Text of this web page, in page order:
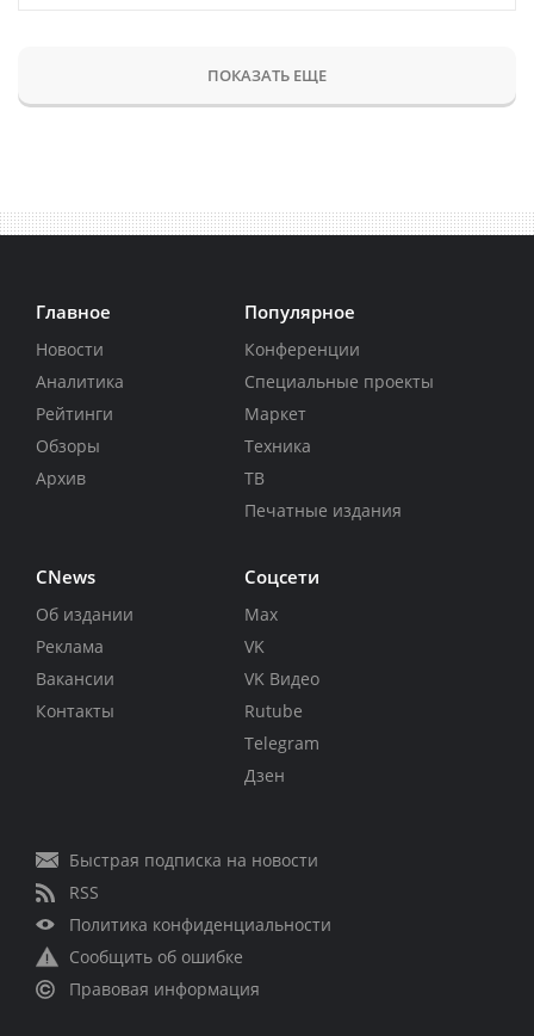
ПОКАЗАТЬ ЕЩЕ
Главное
Новости
Аналитика
Рейтинги
Обзоры
Архив
Популярное
Конференции
Специальные проекты
Маркет
Техника
ТВ
Печатные издания
CNews
Об издании
Реклама
Вакансии
Контакты
Соцсети
Max
VK
VK Видео
Rutube
Telegram
Дзен
Быстрая подписка на новости
RSS
Политика конфиденциальности
Сообщить об ошибке
Правовая информация